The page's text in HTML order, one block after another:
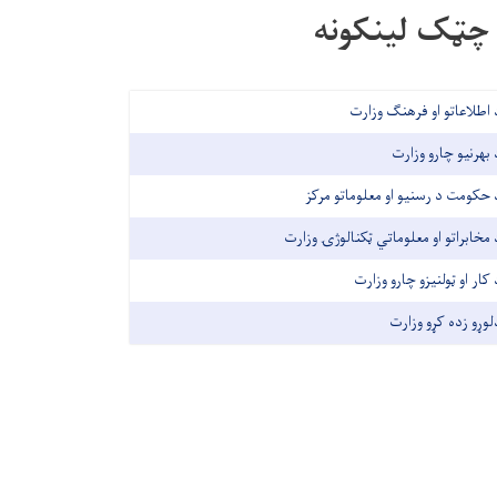
چټک لینکونه
اطلاعاتو او فرهنګ وزارت
بهرنیو چارو وزارت
حکومت د رسنیو او معلوماتو مرکز
مخابراتو او معلوماتي ټکنالوژۍ وزارت
کار او ټولنیزو چارو وزارت
زده کړو وزارت